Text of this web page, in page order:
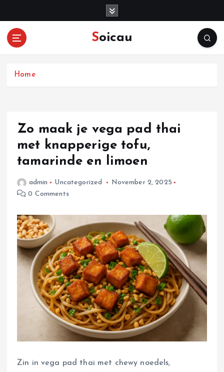
Soicau
Home
Zo maak je vega pad thai
met knapperige tofu,
tamarinde en limoen
admin Uncategorized
November 2, 2025
0 Comments
Zin in vega pad thai met chewy noedels,